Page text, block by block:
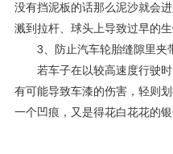
没有挡泥板的话那么泥沙就会
溅到拉杆、球头上导致过早的生
3、防止汽车轮胎缝隙里夹
若车子在以较高速度行驶
有可能导致车漆的伤害，轻则
一个凹痕，又是得花白花花的银